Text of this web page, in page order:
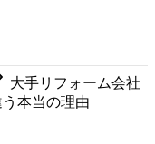
大手リフォーム会社
本当の理由